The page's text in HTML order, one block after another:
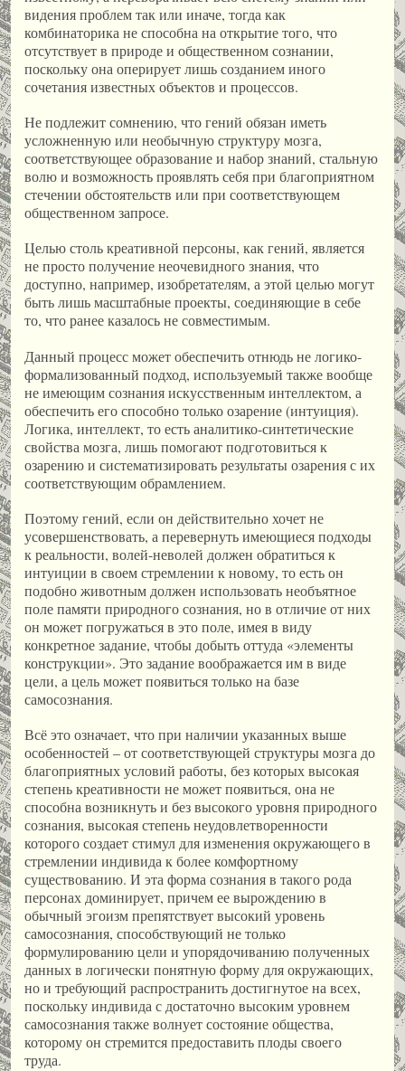
видения проблем так или иначе, тогда как
комбинаторика не способна на открытие того, что
отсутствует в природе и общественном сознании,
поскольку она оперирует лишь созданием иного
сочетания известных объектов и процессов.
Не подлежит сомнению, что гений обязан иметь
усложненную или необычную структуру мозга,
соответствующее образование и набор знаний, стальную
волю и возможность проявлять себя при благоприятном
стечении обстоятельств или при соответствующем
общественном запросе.
Целью столь креативной персоны, как гений, является
не просто получение неочевидного знания, что
доступно, например, изобретателям, а этой целью могут
быть лишь масштабные проекты, соединяющие в себе
то, что ранее казалось не совместимым.
Данный процесс может обеспечить отнюдь не логико-
формализованный подход, используемый также вообще
не имеющим сознания искусственным интеллектом, а
обеспечить его способно только озарение (интуиция).
Логика, интеллект, то есть аналитико-синтетические
свойства мозга, лишь помогают подготовиться к
озарению и систематизировать результаты озарения с их
соответствующим обрамлением.
Поэтому гений, если он действительно хочет не
усовершенствовать, а перевернуть имеющиеся подходы
к реальности, волей-неволей должен обратиться к
интуиции в своем стремлении к новому, то есть он
подобно животным должен использовать необъятное
поле памяти природного сознания, но в отличие от них
он может погружаться в это поле, имея в виду
конкретное задание, чтобы добыть оттуда «элементы
конструкции». Это задание воображается им в виде
цели, а цель может появиться только на базе
самосознания.
Всё это означает, что при наличии указанных выше
особенностей – от соответствующей структуры мозга до
благоприятных условий работы, без которых высокая
степень креативности не может появиться, она не
способна возникнуть и без высокого уровня природного
сознания, высокая степень неудовлетворенности
которого создает стимул для изменения окружающего в
стремлении индивида к более комфортному
существованию. И эта форма сознания в такого рода
персонах доминирует, причем ее вырождению в
обычный эгоизм препятствует высокий уровень
самосознания, способствующий не только
формулированию цели и упорядочиванию полученных
данных в логически понятную форму для окружающих,
но и требующий распространить достигнутое на всех,
поскольку индивида с достаточно высоким уровнем
самосознания также волнует состояние общества,
которому он стремится предоставить плоды своего
труда.